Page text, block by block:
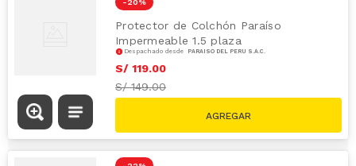
-20 %
Protector de Colchón Paraíso
Impermeable 1.5 plaza
Despachado desde PARAÍSO DEL PERÚ S.A.C.
S/ 119.00
S/149.00